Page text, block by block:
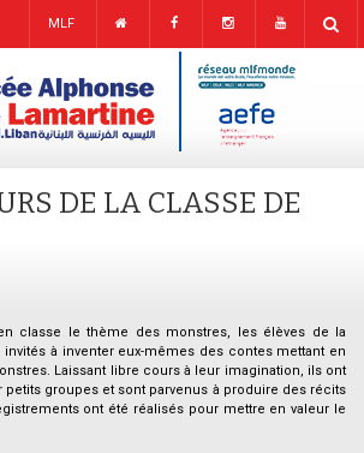
MLF
DE LA CLASSE DE
classe le thème des monstres, les élèves de la
invités à inventer eux-mêmes des contes mettant en
Laissant libre cours à leur imagination, ils ont
groupes et sont parvenus à produire des récits
ont été réalisés pour mettre en valeur le